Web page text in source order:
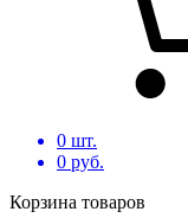
0 шт.
0 руб.
Корзина товаров